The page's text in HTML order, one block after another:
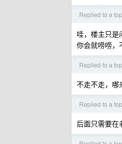
Replied to a
哇，楼主只是
你会就唠唠，
Replied to a
不走不走，哪
Replied to a
后面只需要在